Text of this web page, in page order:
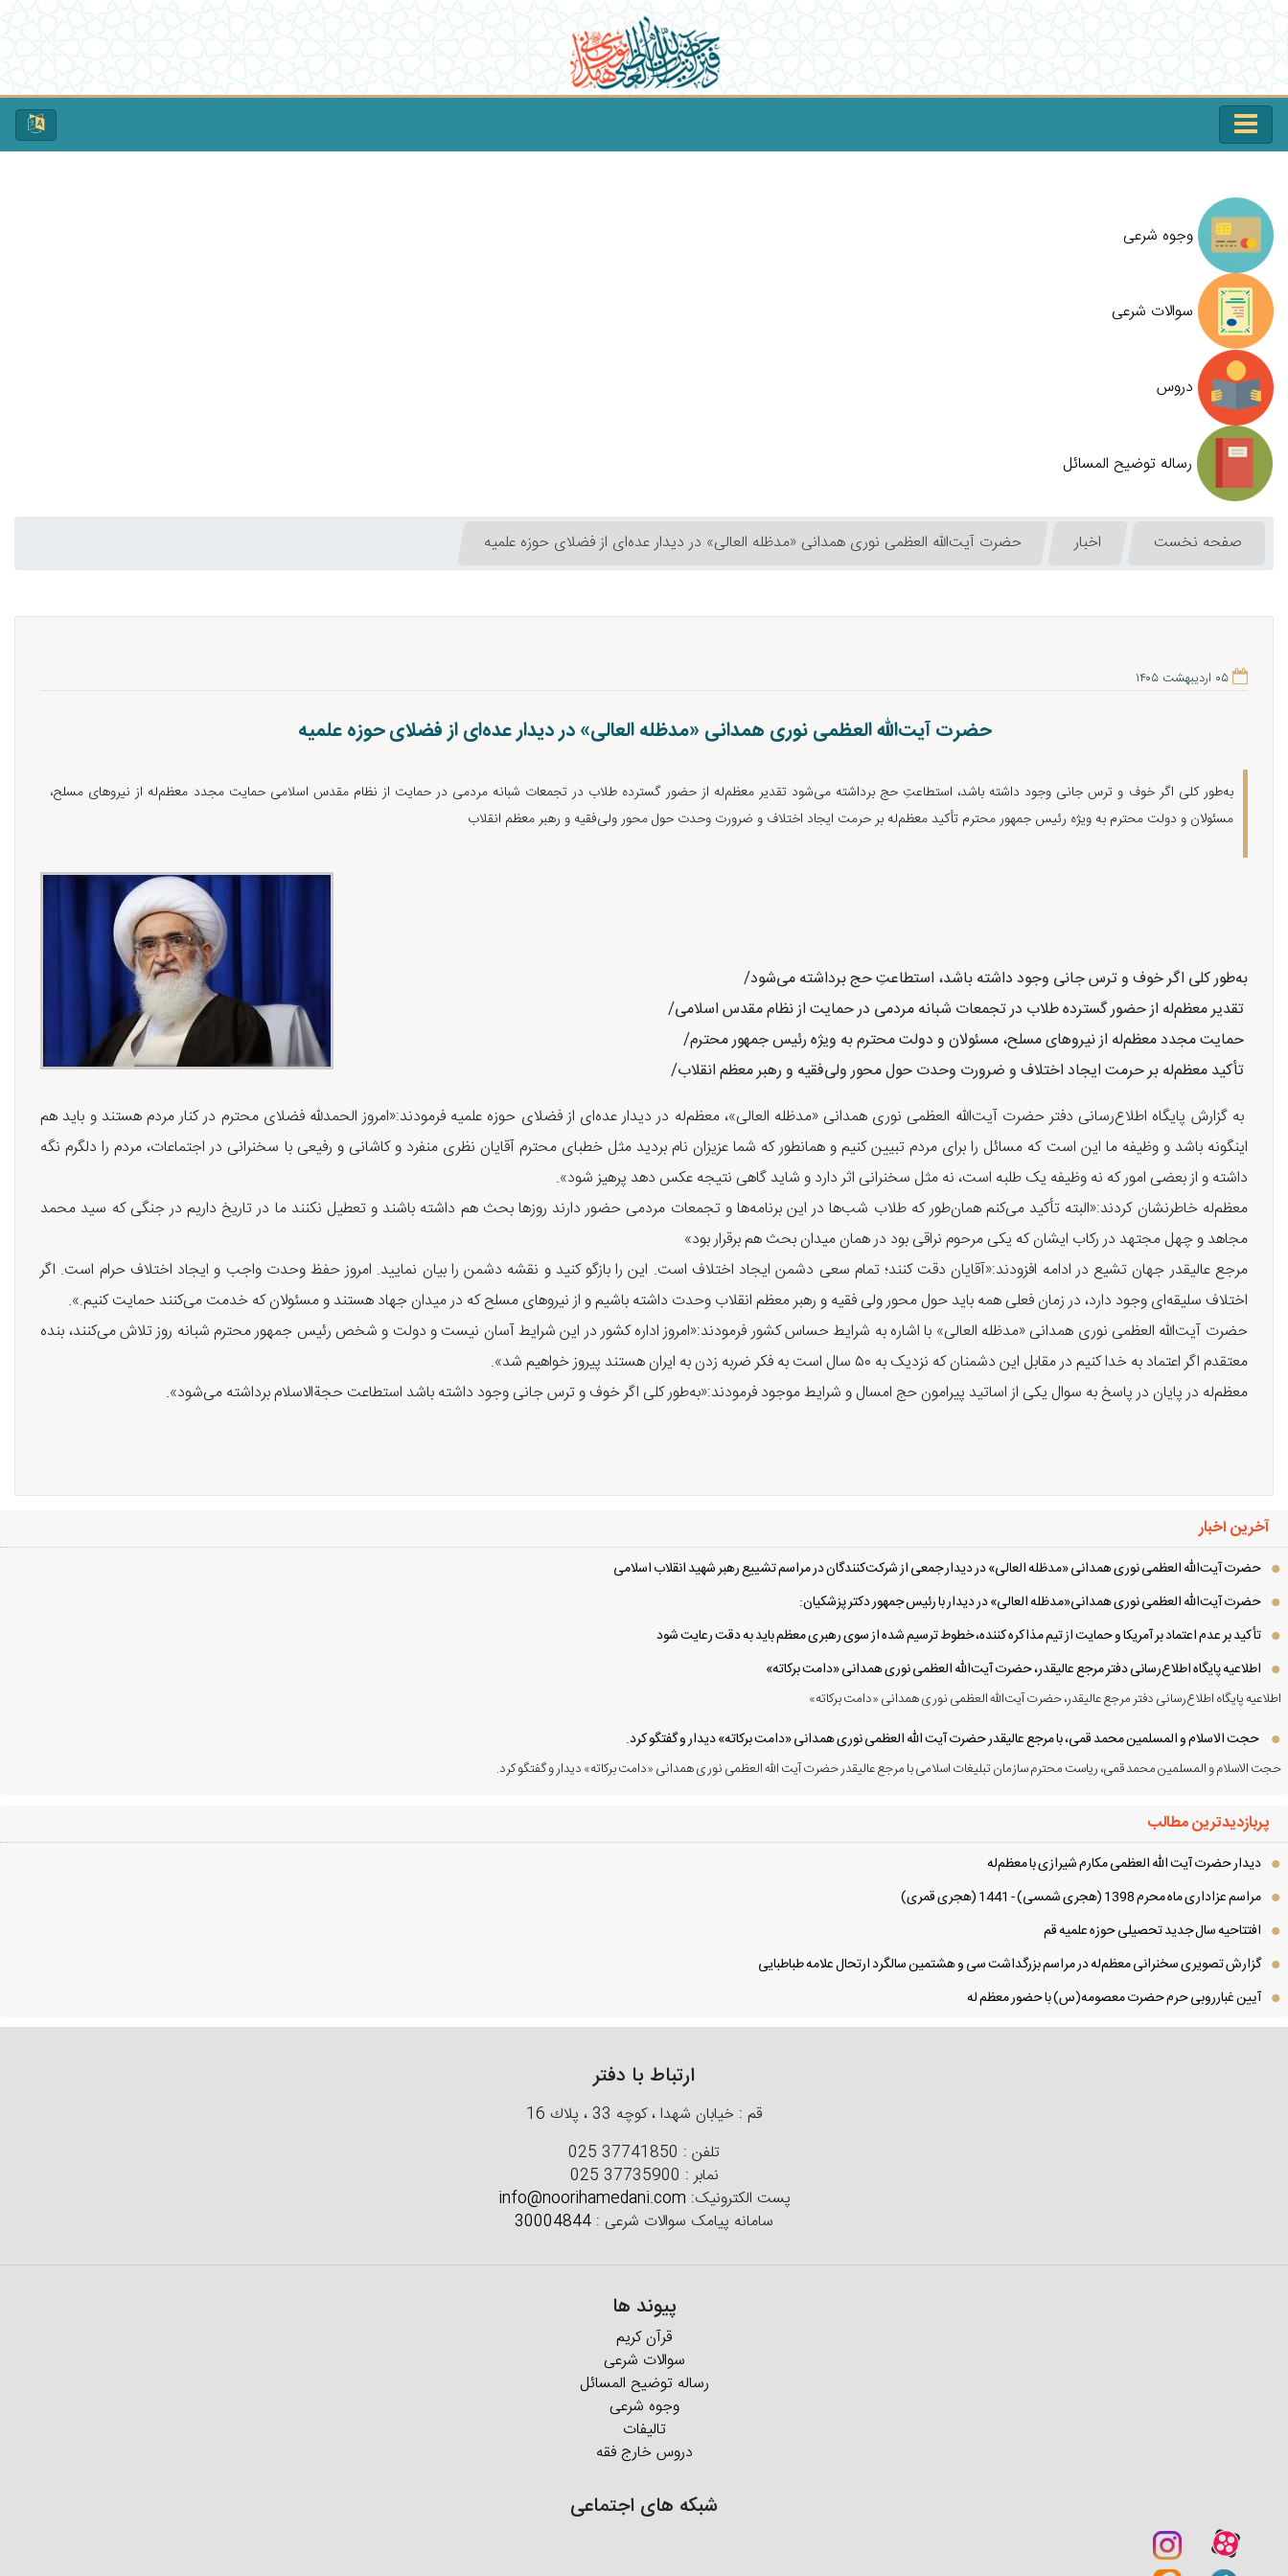
وجوه شرعی
سوالات شرعی
دروس
رساله توضیح المسائل
صفحه نخست اخبار حضرت آیت‌الله العظمی نوری همدانی «مدظله العالی» در دیدار عده‌ای از فضلای حوزه علمیه
۰۵ اردیبهشت ۱۴۰۵
حضرت آیت‌الله العظمی نوری همدانی «مدظله العالی» در دیدار عده‌ای از فضلای حوزه علمیه
به‌طور کلی اگر خوف و ترس جانی وجود داشته باشد، استطاعتِ حج برداشته می‌شود تقدیر معظم‌له از حضور گسترده طلاب در تجمعات شبانه مردمی در حمایت از نظام مقدس اسلامی حمایت مجدد معظم‌له از نیروهای مسلح،
مسئولان و دولت محترم به ویژه رئیس جمهور محترم تأکید معظم‌له بر حرمت ایجاد اختلاف و ضرورت وحدت حول محور ولی‌فقیه و رهبر معظم انقلاب
بهطور کلی اگر خوف و ترس جانی وجود داشته باشد، استطاعتِ حج برداشته میشود/
تقدیر معظمله از حضور گسترده طلاب در تجمعات شبانه مردمی در حمایت از نظام مقدس اسلامی/
حمایت مجدد معظمله از نیروهای مسلح، مسئولان و دولت محترم به ویژه رئیس جمهور محترم/
تأکید معظمله بر حرمت ایجاد اختلاف و ضرورت وحدت حول محور ولیفقیه و رهبر معظم انقلاب/
به گزارش پایگاه اطلاع‌رسانی دفتر حضرت آیت‌الله العظمی نوری همدانی «مدظله العالی»، معظم‌له در دیدار عده‌ای از فضلای حوزه علمیه فرمودند:«امروز الحمدلله فضلای محترم در کنار مردم هستند و باید هم
اینگونه باشد و وظیفه ما این است که مسائل را برای مردم تبیین کنیم و همانطور که شما عزیزان نام بردید مثل خطبای محترم آقایان نظری منفرد و کاشانی و رفیعی با سخنرانی در اجتماعات، مردم را دلگرم نگه
داشته و از بعضی امور که نه وظیفه یک طلبه است، نه مثل سخنرانی اثر دارد و شاید گاهی نتیجه عکس دهد پرهیز شود».
معظم‌له خاطرنشان کردند:«البته‌ تأکید می‌کنم همان‌طور که طلاب شب‌ها در این برنامه‌ها و تجمعات مردمی حضور دارند روزها بحث هم داشته باشند و تعطیل نکنند ما در تاریخ داریم در جنگی که سید محمد
مجاهد و چهل مجتهد در رکاب ایشان که یکی مرحوم نراقی بود در همان میدان بحث هم برقرار بود»
مرجع عالیقدر جهان تشیع در ادامه افزودند:«آقایان دقت کنند؛ تمام سعی دشمن ایجاد اختلاف است. این را بازگو کنید و نقشه دشمن را بیان نمایید. امروز حفظ وحدت واجب و ایجاد اختلاف حرام است. اگر
اختلاف سلیقه‌ای وجود دارد، در زمان فعلی همه باید حول محور ولی فقیه و رهبر معظم انقلاب وحدت داشته باشیم و از نیروهای مسلح که در میدان جهاد هستند و مسئولان که خدمت می‌کنند حمایت کنیم.».
حضرت آیت‌الله العظمی نوری همدانی «مدظله العالی» با اشاره به شرایط حساس کشور فرمودند:«امروز اداره کشور در این شرایط آسان نیست و دولت و شخص رئیس جمهور محترم شبانه روز تلاش می‌کنند، بنده‌
معتقدم اگر اعتماد به خدا کنیم در مقابل این دشمنان که نزدیک به ۵۰ سال است به فکر ضربه‌ زدن به ایران هستند پیروز خواهیم شد».
معظم‌له در پایان در پاسخ به سوال یکی از اساتید پیرامون حج امسال و شرایط موجود فرمودند:«به‌طور کلی اگر خوف و ترس جانی وجود داشته باشد استطاعت حجة‌الاسلام برداشته می‌شود».
آخرین اخبار
حضرت آیت‌الله العظمی نوری همدانی «مدظله العالی» در دیدار جمعی از شرکت‌کنندگان در مراسم تشییع رهبر شهید انقلاب اسلامی
حضرت آیت‌الله العظمی نوری همدانی«مدظله العالی» در دیدار با رئیس جمهور دکتر پزشکیان:
تأکید بر عدم اعتماد بر آمریکا و حمایت از تیم مذاکره کننده، خطوط ترسیم شده از سوی رهبری معظم باید به دقت رعایت شود
اطلاعیه پایگاه اطلاع‌رسانی دفتر مرجع عالیقدر، حضرت آیت‌الله العظمی نوری همدانی «دامت برکاته»
اطلاعیه پایگاه اطلاع‌رسانی دفتر مرجع عالیقدر، حضرت آیت‌الله العظمی نوری همدانی «دامت برکاته»
حجت الاسلام و المسلمین محمد قمی، با مرجع عالیقدر حضرت آیت الله العظمی نوری همدانی «دامت برکاته» دیدار و گفتگو کرد.
حجت الاسلام و المسلمین محمد قمی، ریاست محترم سازمان تبلیغات اسلامی با مرجع عالیقدر حضرت آیت الله العظمی نوری همدانی «دامت برکاته» دیدار و گفتگو کرد.
پربازدیدترین مطالب
دیدار حضرت آیت الله العظمی مكارم شیرازی با معظم‌له
مراسم عزاداری ماه محرم 1398 (هجری شمسی) - 1441 (هجری قمری)
افتتاحیه سال جدید تحصیلی حوزه علمیه قم
گزارش تصویری سخنرانی معظم‌له در مراسم بزرگداشت سی و هشتمین سالگرد ارتحال علامه طباطبایی
آیین غبارروبی حرم حضرت معصومه(س) با حضور معظم له
ارتباط با دفتر
قم : خیابان شهدا ، كوچه 33 ، پلاك 16
تلفن : 025 37741850
نمابر : 025 37735900
پست الکترونیک: info@noorihamedani.com
سامانه پیامک سوالات شرعی : 30004844
پیوند ها
قرآن کریم
سوالات شرعی
رساله توضیح المسائل
وجوه شرعی
تالیفات
دروس خارج فقه
شبکه های اجتماعی